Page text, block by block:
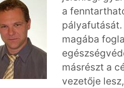
a
pályafutását.
magába
másrészt a
vezetője